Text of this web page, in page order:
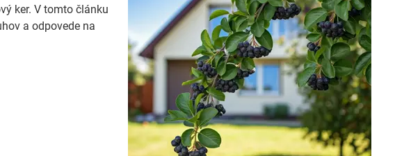
ker. V tomto článku
a odpovede na